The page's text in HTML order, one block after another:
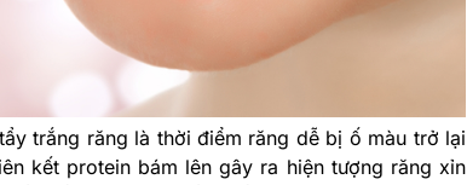
trắng răng là thời điểm răng dễ bị ố màu trở lại
kết protein bám lên gây ra hiện tượng răng xỉn